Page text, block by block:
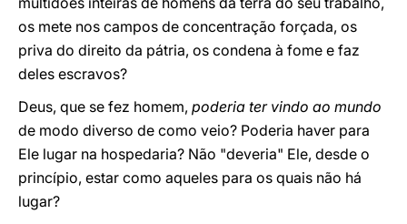
os mete nos campos de concentração forçada, os
priva do direito da pátria, os condena à fome e faz
deles escravos?
Deus, que se fez homem, poderia ter vindo ao mundo
de modo diverso de como veio? Poderia haver para
Ele lugar na hospedaria? Não "deveria" Ele, desde o
princípio, estar como aqueles para os quais não há
lugar?